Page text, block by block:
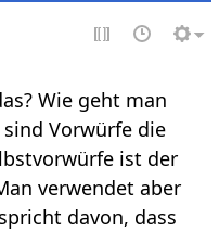
Wie geht man
Vorwürfe die
ist der
verwendet aber
davon, dass